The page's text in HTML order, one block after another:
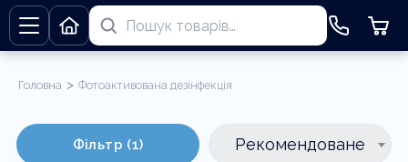
Головна > Фотоактивована дезінфекція
Фільтр (1) Рекомендоване